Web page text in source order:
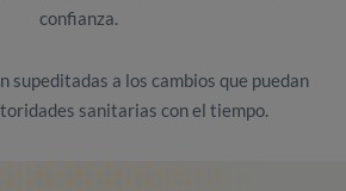
confianza.
supeditadas a los cambios que puedan
sanitarias con el tiempo.